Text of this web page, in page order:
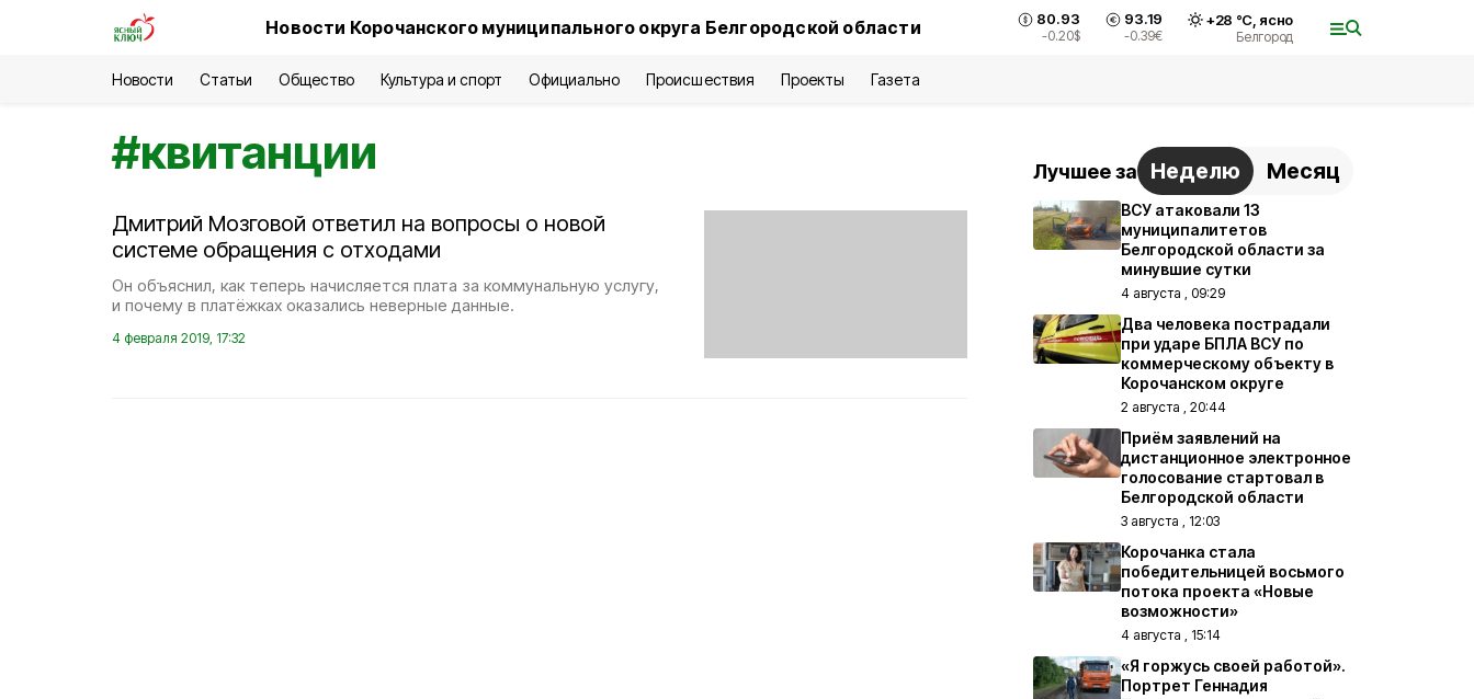
Новости Корочанского муниципального округа Белгородской области 80.93
-0.20$
93.19
-0.39€
+28 °С, ясно
Белгород
Новости Статьи Общество Культура и спорт Официально Происшествия Проекты Газета
#квитанции
Дмитрий Мозговой ответил на вопросы о новой
системе обращения с отходами
Он объяснил, как теперь начисляется плата за коммунальную услугу,
и почему в платёжках оказались неверные данные.
4 февраля 2019, 17:32
Лучшее за Неделю Месяц
ВСУ атаковали 13
муниципалитетов
Белгородской области за
минувшие сутки
4 августа , 09:29
Два человека пострадали
при ударе БПЛА ВСУ по
коммерческому объекту в
Корочанском округе
2 августа , 20:44
Приём заявлений на
дистанционное электронное
голосование стартовал в
Белгородской области
3 августа , 12:03
Корочанка стала
победительницей восьмого
потока проекта «Новые
возможности»
4 августа , 15:14
«Я горжусь своей работой».
Портрет Геннадия